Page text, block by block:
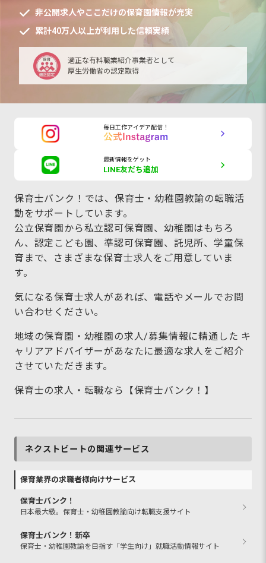
非公開求人やここだけの保育園情報が充実
累計40万人以上が利用した信頼実績
適正な有料職業紹介事業者として
厚生労働省の認定取得
毎日工作アイデア配信！
最新情報をゲット
LINE友だち追加
保育士バンク！では、保育士・幼稚園教諭の転職活
動をサポートしています。
公立保育園から私立認可保育園、幼稚園はもちろ
ん、認定こども園、準認可保育園、託児所、学童保
育まで、さまざまな保育士求人をご用意していま
す。
気になる保育士求人があれば、電話やメールでお問
い合わせください。
地域の保育園・幼稚園の求人/募集情報に精通した キ
ャリアアドバイザーがあなたに最適な求人をご紹介
させていただきます。
保育士の求人・転職なら【保育士バンク！】
ネクストビートの関連サービス
保育業界の求職者様向けサービス
保育士バンク！
日本最大級。保育士・幼稚園教諭向け転職支援サイト
保育士バンク！新卒
保育士・幼稚園教諭を目指す「学生向け」就職活動情報サイト